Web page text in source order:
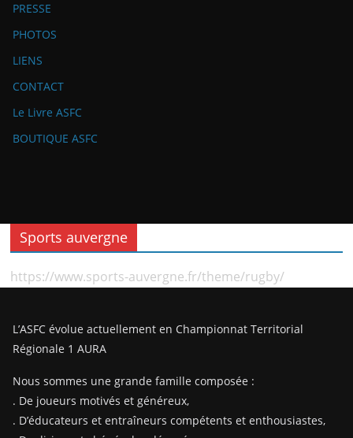
PRESSE
PHOTOS
LIENS
CONTACT
Le Livre ASFC
BOUTIQUE ASFC
Sports auvergne
https://www.sports-auvergne.fr/theme/rugby/
L’ASFC évolue actuellement en Championnat Territorial
Régionale 1 AURA
Nous sommes une grande famille composée :
. De joueurs motivés et généreux,
. D’éducateurs et entraîneurs compétents et enthousiastes,